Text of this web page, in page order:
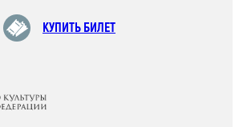
КУПИТЬ БИЛЕТ